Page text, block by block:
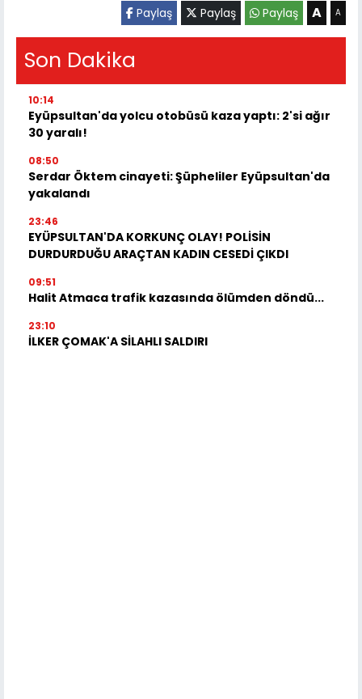
Paylaş Paylaş Paylaş A A
Son Dakika
10:14
Eyüpsultan'da yolcu otobüsü kaza yaptı: 2'si ağır
30 yaralı!
08:50
Serdar Öktem cinayeti: Şüpheliler Eyüpsultan'da
yakalandı
23:46
EYÜPSULTAN'DA KORKUNÇ OLAY! POLİSİN
DURDURDUĞU ARAÇTAN KADIN CESEDİ ÇIKDI
09:51
Halit Atmaca trafik kazasında ölümden döndü...
23:10
İLKER ÇOMAK'A SİLAHLI SALDIRI